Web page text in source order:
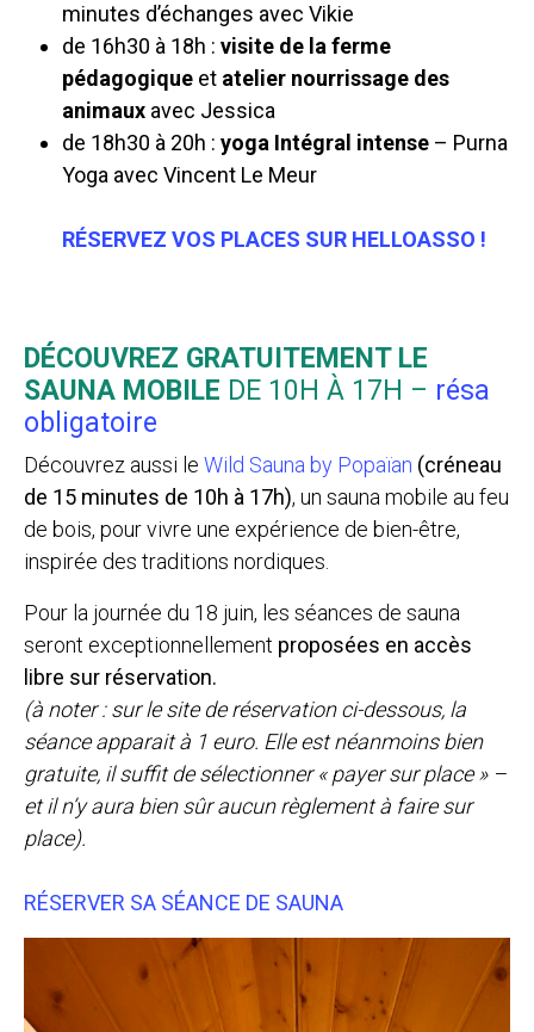
minutes d’échanges avec Vikie
de 16h30 à 18h : visite de la ferme
pédagogique et atelier nourrissage des
animaux avec Jessica
de 18h30 à 20h : yoga Intégral intense – Purna
Yoga avec Vincent Le Meur
RÉSERVEZ VOS PLACES SUR HELLOASSO !
DÉCOUVREZ GRATUITEMENT LE
SAUNA MOBILE DE 10H À 17H – résa
obligatoire
Découvrez aussi le Wild Sauna by Popaïan (créneau
de 15 minutes de 10h à 17h), un sauna mobile au feu
de bois, pour vivre une expérience de bien-être,
inspirée des traditions nordiques.
Pour la journée du 18 juin, les séances de sauna
seront exceptionnellement proposées en accès
libre sur réservation.
(à noter : sur le site de réservation ci-dessous, la
séance apparait à 1 euro. Elle est néanmoins bien
gratuite, il suffit de sélectionner « payer sur place » –
et il n’y aura bien sûr aucun règlement à faire sur
place).
RÉSERVER SA SÉANCE DE SAUNA